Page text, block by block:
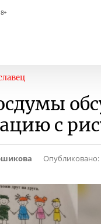
с
Опубликовано: